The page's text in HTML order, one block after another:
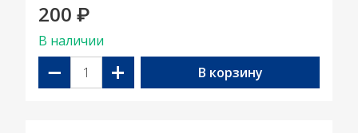
200 ₽
В наличии
− + В корзину